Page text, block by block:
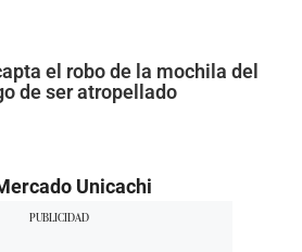
el robo de la mochila del
de ser atropellado
Unicachi